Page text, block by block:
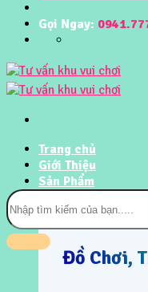
Gọi Ngay:
Trang chủ
Giới Thiệu
Sản Phẩm
Đồ Chơi,
Tìm
kiếm: